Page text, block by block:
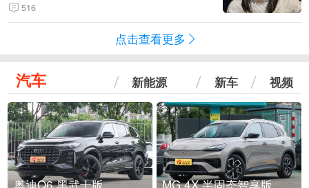
516
点击查看更多
汽车 新能源 新车 视频
奥迪Q6 黑武士版 MG 4X 半固态智享版